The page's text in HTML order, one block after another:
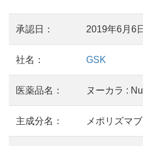
承認日： 2019年6月6日
社名： GSK
医薬品名： ヌーカラ :
主成分名： メポリズマ